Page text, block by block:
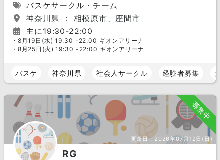
バスケサークル・チーム
神奈川県 ： 相模原市、座間市
主に19:30-22:00
・8月19日(水) 19:30 -22:00 ギオンアリーナ
・8月25日(火) 19:30 -22:00 ギオンアリーナ
バスケ 神奈川県 社会人サークル 経験者募集
募集中
更新日： 2026年07月12日(日)
RG